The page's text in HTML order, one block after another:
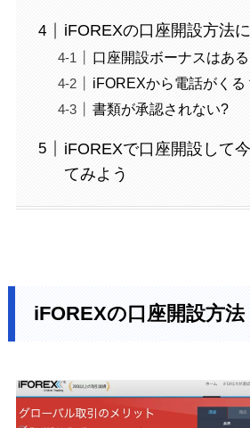
iFOREXの口座開設方法
口座開設ボーナスはある
iFOREXから電話がくる
書類が承認されない?
iFOREXで口座開設して
てみよう
iFOREXの口座開設方法